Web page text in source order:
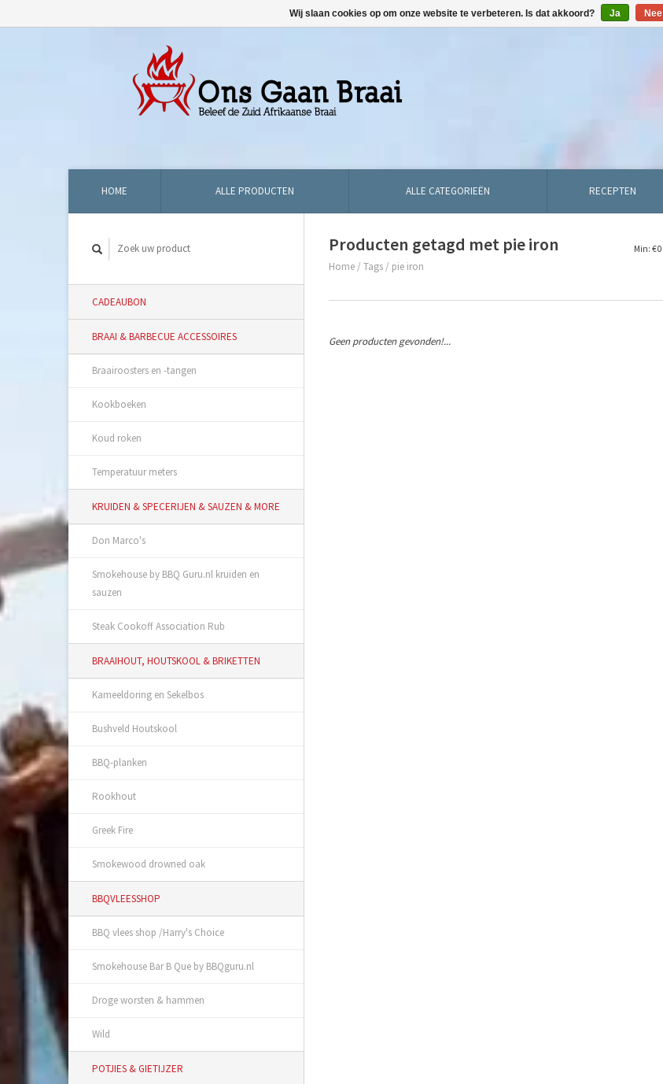
HOME ALLE PRODUCTEN ALLE CATEGORIEËN RECEPTEN
CADEAUBON
BRAAI & BARBECUE ACCESSOIRES
Braairoosters en -tangen
Kookboeken
Koud roken
Temperatuur meters
KRUIDEN & SPECERIJEN & SAUZEN & MORE
Don Marco's
Smokehouse by BBQ Guru.nl kruiden en
sauzen
Steak Cookoff Association Rub
BRAAIHOUT, HOUTSKOOL & BRIKETTEN
Kameeldoring en Sekelbos
Bushveld Houtskool
BBQ-planken
Rookhout
Greek Fire
Smokewood drowned oak
BBQVLEESSHOP
BBQ vlees shop /Harry's Choice
Smokehouse Bar B Que by BBQguru.nl
Droge worsten & hammen
Wild
POTJIES & GIETIJZER
Producten getagd met pie iron
Home / Tags / pie iron
Min: €0
Geen producten gevonden!...
Wij slaan cookies op om onze website te verbeteren. Is dat akkoord? Ja Nee